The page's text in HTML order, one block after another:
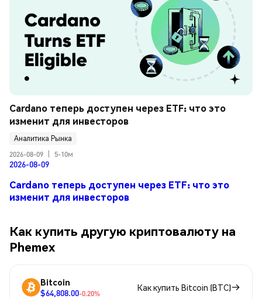
Cardano теперь доступен через ETF: что это
изменит для инвесторов
Аналитика Рынка
2026-08-09
5-10м
2026-08-09
Cardano теперь доступен через ETF: что это
изменит для инвесторов
Как купить другую криптовалюту на
Phemex
Bitcoin
$64,808.00-0.20%
Как купить Bitcoin (BTC)